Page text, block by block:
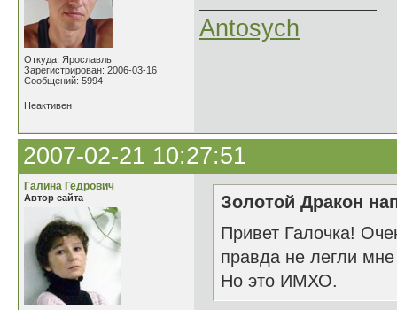
Откуда: Ярославль
Зарегистрирован: 2006-03-16
Сообщений: 5994
Antosych
Неактивен
2007-02-21 10:27:51
Галина Гедрович
Автор сайта
Золотой Дракон
Привет Галочка!
правда не легли
Но это ИМХО.